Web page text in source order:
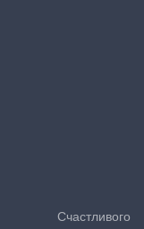
Счастливого